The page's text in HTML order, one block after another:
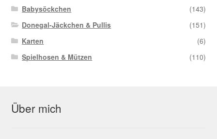
Babysöckchen
(143)
Donegal-Jäckchen & Pullis
(151)
Karten
(6)
Spielhosen & Mützen
(110)
Über mich